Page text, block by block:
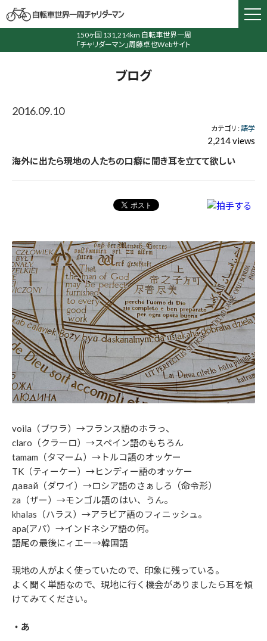
150ヶ国 131,214km 自転車世界一周
「チャリダーマン」周藤卓也Webサイト
ブログ
2016.09.10
カテゴリ :語学
2,214 views
海外に出たら現地の人たちの口癖に聞き耳を立てて欲しい
voila（ブワラ）→フランス語のホラっ、
claro（クラーロ）→スペイン語のもちろん
tamam（タマーム）→トルコ語のオッケー
TK（ティーケー）→ヒンディー語のオッケー
давай（ダワイ）→ロシア語のさぁしろ（命令形）
za（ザー）→モンゴル語のはい、うん。
khalas（ハラス）→アラビア語のフィニッシュ。
apa(アパ）→インドネシア語の何。
語尾の最後にィエー→韓国語
現地の人がよく使っていたので、印象に残っている。
よく聞く単語なので、現地に行く機会がありましたら耳を傾
けてみてください。
・あ